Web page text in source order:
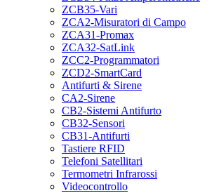
ZCB35-Vari
ZCA2-Misuratori di Campo
ZCA31-Promax
ZCA32-SatLink
ZCC2-Programmatori
ZCD2-SmartCard
Antifurti & Sirene
CA2-Sirene
CB2-Sistemi Antifurto
CB32-Sensori
CB31-Antifurti
Tastiere RFID
Telefoni Satellitari
Termometri Infrarossi
Videocontrollo